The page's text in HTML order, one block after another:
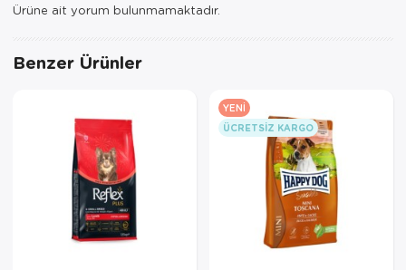
Ürüne ait yorum bulunmamaktadır.
Benzer Ürünler
YENI
ÜCRETSIZ KARGO